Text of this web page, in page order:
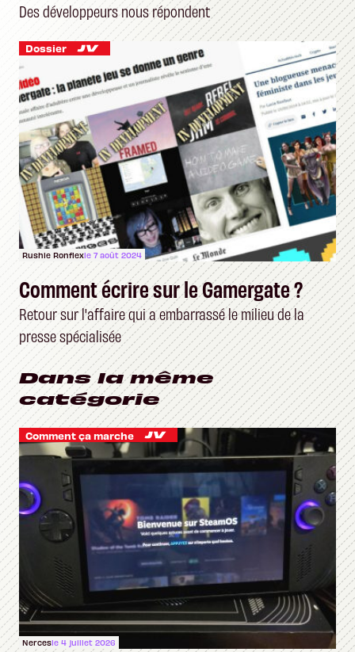
Des développeurs nous répondent
Dossier
Rushie Ronflexle 7 août 2024
Comment écrire sur le Gamergate ?
Retour sur l'affaire qui a embarrassé le milieu de la
presse spécialisée
Dans la même
catégorie
Comment ça marche
Nercesle 4 juillet 2026